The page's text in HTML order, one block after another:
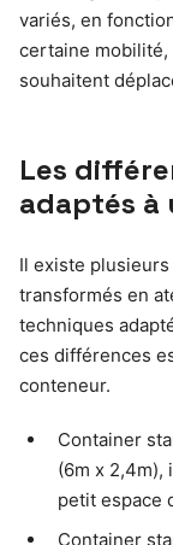
variés, en
certaine mobilité,
souhaitent
Les
adaptés à
Il existe
transformés en
techniques
ces différences
conteneur.
Container
(6m x 2,4m),
petit espace
Container